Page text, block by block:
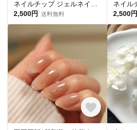
2,500円 送料無料
2,500円